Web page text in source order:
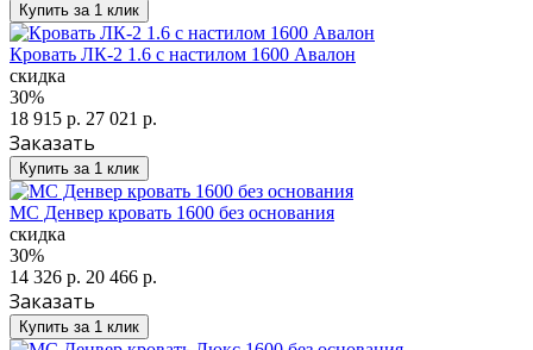
Купить за 1 клик
Кровать ЛК-2 1.6 с настилом 1600 Авалон
скидка
30%
18 915 р. 27 021 р.
Заказать
Купить за 1 клик
МС Денвер кровать 1600 без основания
скидка
30%
14 326 р. 20 466 р.
Заказать
Купить за 1 клик